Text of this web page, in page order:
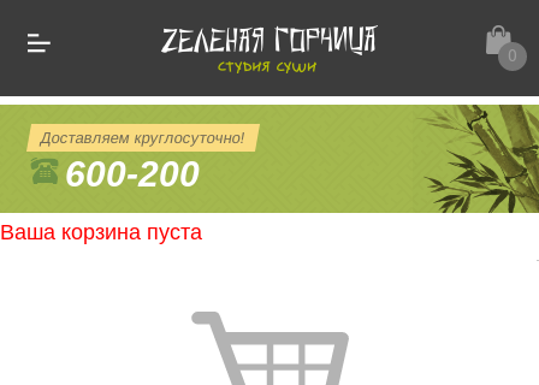
0
Доставляем круглосуточно!
600-200
Ваша корзина пуста